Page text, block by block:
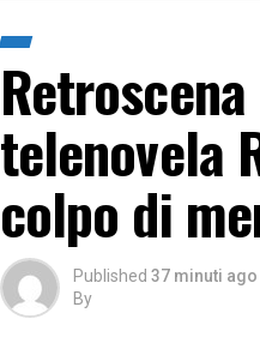
telenovela
colpo di
Published 37 minuti ago
By